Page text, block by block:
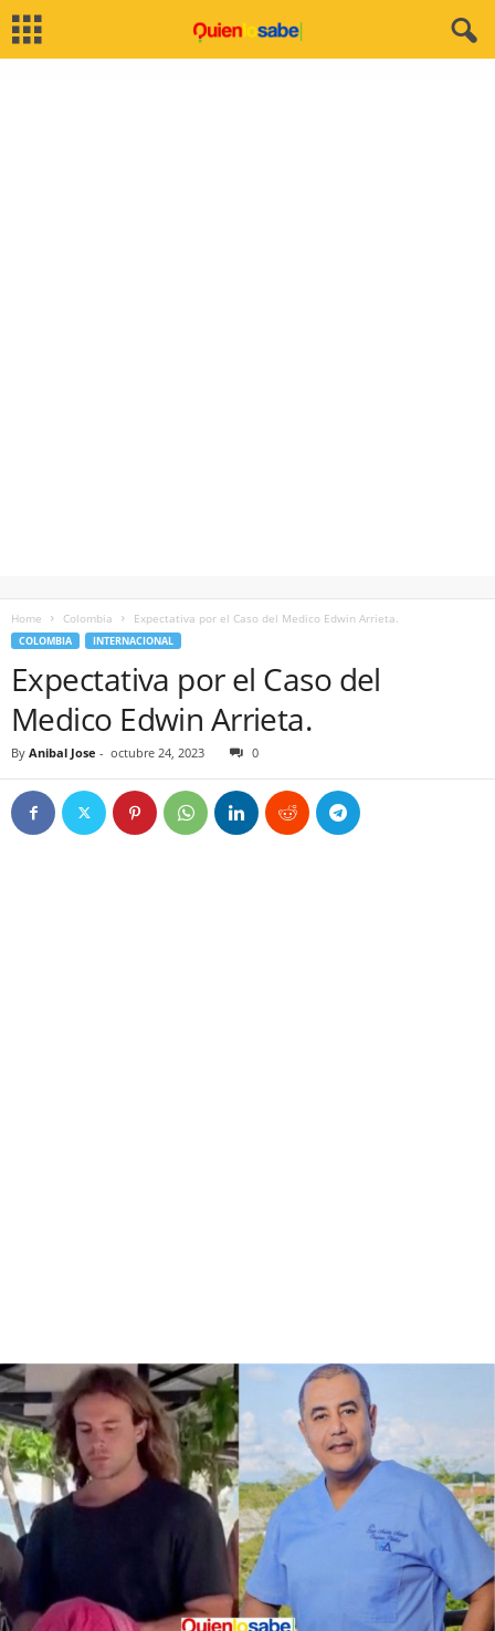
Home Colombia Expectativa por el Caso del Medico Edwin Arrieta.
COLOMBIA INTERNACIONAL
Expectativa por el Caso del
Medico Edwin Arrieta.
By Anibal Jose - octubre 24, 2023 0